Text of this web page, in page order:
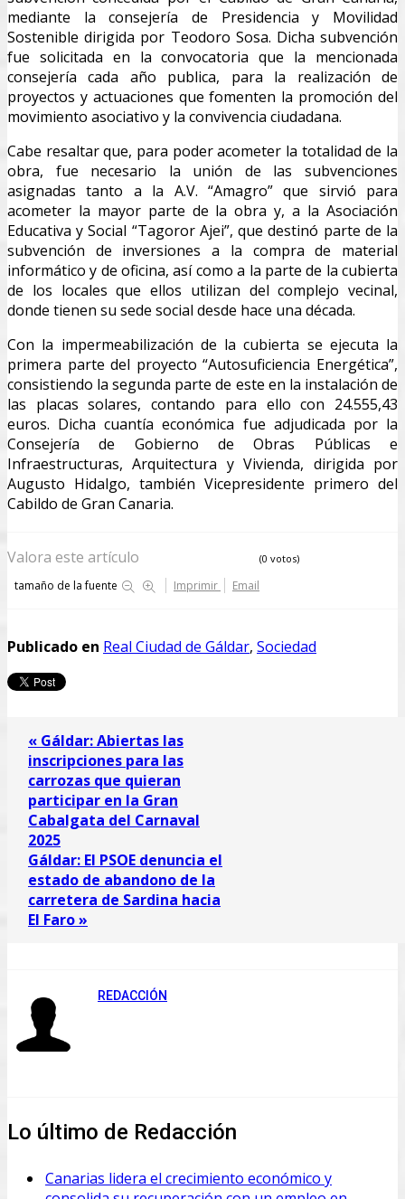
mediante la consejería de Presidencia y Movilidad
Sostenible dirigida por Teodoro Sosa. Dicha subvención
fue solicitada en la convocatoria que la mencionada
consejería cada año publica, para la realización de
proyectos y actuaciones que fomenten la promoción del
movimiento asociativo y la convivencia ciudadana.
Cabe resaltar que, para poder acometer la totalidad de la
obra, fue necesario la unión de las subvenciones
asignadas tanto a la A.V. “Amagro” que sirvió para
acometer la mayor parte de la obra y, a la Asociación
Educativa y Social “Tagoror Ajei”, que destinó parte de la
subvención de inversiones a la compra de material
informático y de oficina, así como a la parte de la cubierta
de los locales que ellos utilizan del complejo vecinal,
donde tienen su sede social desde hace una década.
Con la impermeabilización de la cubierta se ejecuta la
primera parte del proyecto “Autosuficiencia Energética”,
consistiendo la segunda parte de este en la instalación de
las placas solares, contando para ello con 24.555,43
euros. Dicha cuantía económica fue adjudicada por la
Consejería de Gobierno de Obras Públicas e
Infraestructuras, Arquitectura y Vivienda, dirigida por
Augusto Hidalgo, también Vicepresidente primero del
Cabildo de Gran Canaria.
Valora este artículo (0 votos)
tamaño de la fuente Imprimir Email
Publicado en Real Ciudad de Gáldar, Sociedad
« Gáldar: Abiertas las
inscripciones para las
carrozas que quieran
participar en la Gran
Cabalgata del Carnaval
2025
Gáldar: El PSOE denuncia el
estado de abandono de la
carretera de Sardina hacia
El Faro »
REDACCIÓN
Lo último de Redacción
Canarias lidera el crecimiento económico y